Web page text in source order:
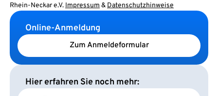
Rhein-Neckar e.V. Impressum & Datenschutzhinweise
Online-Anmeldung
Zum Anmeldeformular
Hier erfahren Sie noch mehr: